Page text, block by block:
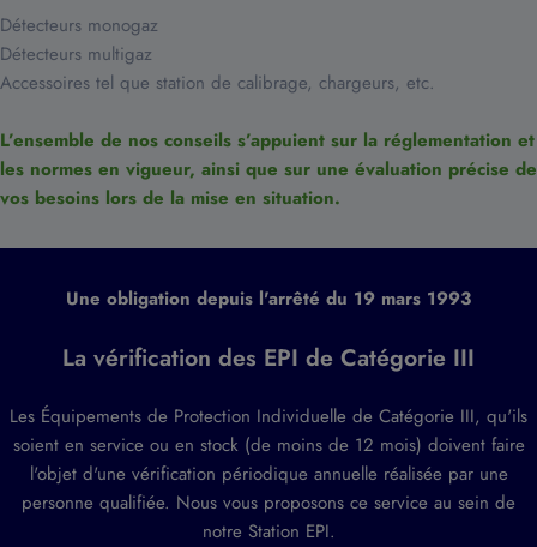
Détecteurs monogaz
Détecteurs multigaz
Accessoires tel que station de calibrage, chargeurs, etc.
L’ensemble de nos conseils s’appuient sur la réglementation et
les normes en vigueur, ainsi que sur une évaluation précise de
vos besoins lors de la mise en situation.
Une obligation depuis l'arrêté du 19 mars 1993
La vérification des EPI de Catégorie III
Les Équipements de Protection Individuelle de Catégorie III, qu'ils
soient en service ou en stock (de moins de 12 mois) doivent faire
l'objet d'une vérification périodique annuelle réalisée par une
personne qualifiée. Nous vous proposons ce service au sein de
notre Station EPI.